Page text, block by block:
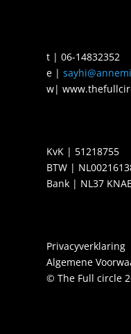
t | 06-14832352
e |
w|
KvK | 51218755
BTW |
Bank | NL37
Privacyverklaring
Algemene
© The Full circle